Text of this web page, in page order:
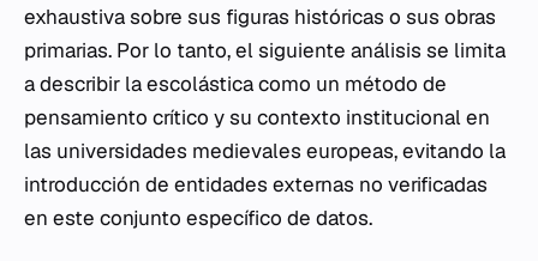
exhaustiva sobre sus figuras históricas o sus obras
primarias. Por lo tanto, el siguiente análisis se limita
a describir la escolástica como un método de
pensamiento crítico y su contexto institucional en
las universidades medievales europeas, evitando la
introducción de entidades externas no verificadas
en este conjunto específico de datos.